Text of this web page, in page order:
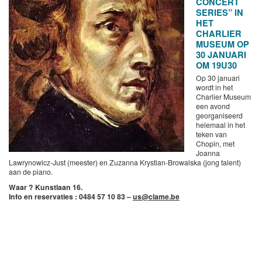
SERIES” IN
HET
CHARLIER
MUSEUM OP
30 JANUARI
OM 19U30
Op 30 januari
wordt in het
Charlier Museum
een avond
georganiseerd
helemaal in het
teken van
Chopin, met
Joanna
Lawrynowicz-Just (meester) en Zuzanna Krystian-Browalska (jong talent)
aan de piano.
Waar ? Kunstlaan 16.
Info en reservaties : 0484 57 10 83 –us@clame.be